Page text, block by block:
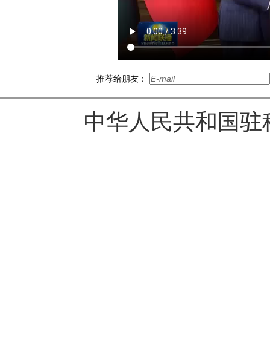
推荐给朋友：
中华人民共和国